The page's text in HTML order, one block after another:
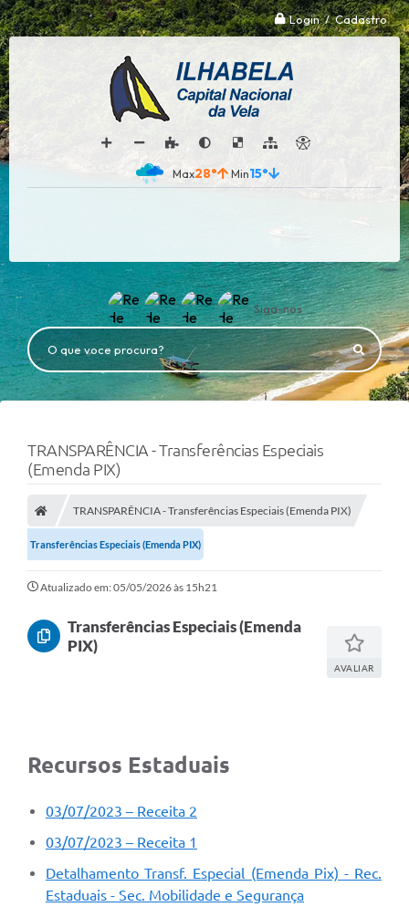
Login / Cadastro
28° 15°
Siga-nos
O que voce procura?
TRANSPARÊNCIA - Transferências Especiais
(Emenda PIX)
TRANSPARÊNCIA - Transferências Especiais (Emenda PIX)
Transferências Especiais (Emenda PIX)
Atualizado em: 05/05/2026 às 15h21
Transferências Especiais (Emenda
PIX)
AVALIAR
Recursos Estaduais
03/07/2023 – Receita 2
03/07/2023 – Receita 1
Detalhamento Transf. Especial (Emenda Pix) - Rec.
Estaduais - Sec. Mobilidade e Segurança